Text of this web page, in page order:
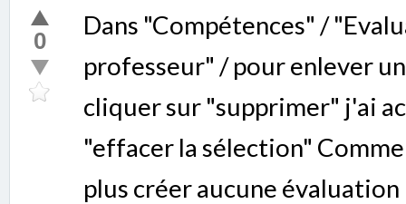
0
Dans "Compétences" /
professeur" / pour enlever
cliquer sur "supprimer" j'ai
"effacer la sélection"
plus créer aucune